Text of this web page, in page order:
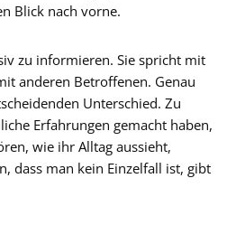
Blick nach vorne.
zu informieren. Sie spricht mit
anderen Betroffenen. Genau
Unterschied. Zu
Erfahrungen gemacht haben,
wie ihr Alltag aussieht,
dass man kein Einzelfall ist, gibt